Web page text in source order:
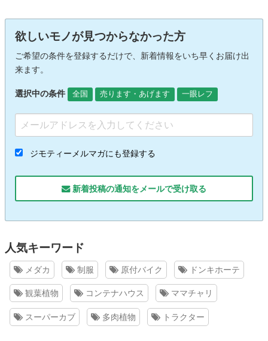
欲しいモノが見つからなかった方
ご希望の条件を登録するだけで、新着情報をいち早くお届け出
来ます。
選択中の条件 全国 売ります・あげます 一眼レフ
ジモティーメルマガにも登録する
新着投稿の通知をメールで受け取る
人気キーワード
メダカ 制服 原付バイク ドンキホーテ
観葉植物 コンテナハウス ママチャリ
スーパーカブ 多肉植物 トラクター